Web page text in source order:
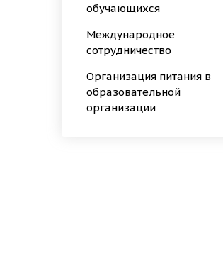
обучающихся
Международное
сотрудничество
Организация питания в
образовательной
организации